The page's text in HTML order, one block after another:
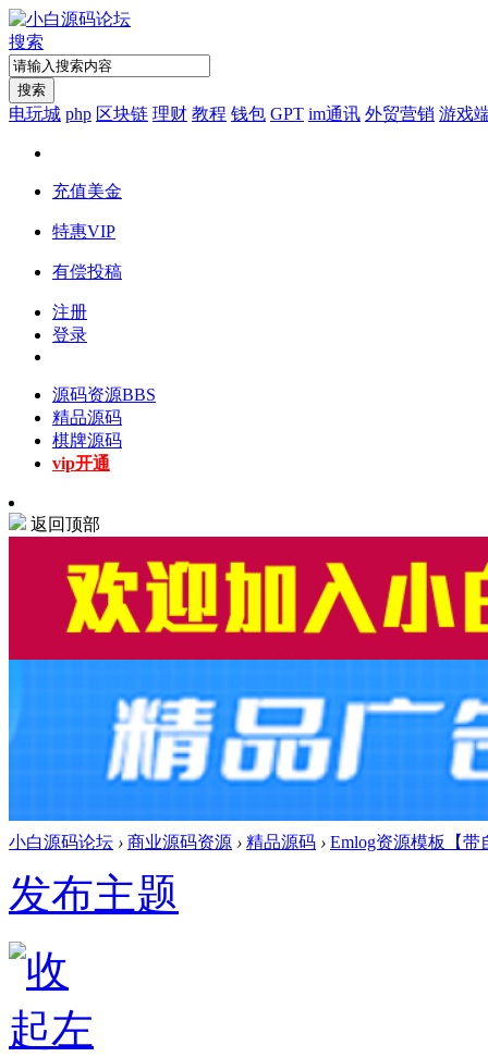
搜索
搜索
电玩城 php 区块链 理财 教程 钱包 GPT im通讯 外贸营销 游戏
充值美金
特惠VIP
有偿投稿
注册
登录
源码资源BBS
精品源码
棋牌源码
vip开通
返回顶部
小白源码论坛 › 商业源码资源 › 精品源码 › Emlog资源模板【
发布主题